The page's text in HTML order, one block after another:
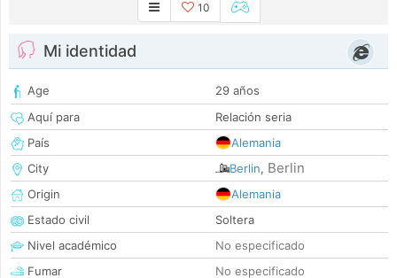
10
Mi identidad
Age
29 años
Aquí para
Relación seria
País
Alemania
City
Berlin, Berlin
Origin
Alemania
Estado civil
Soltera
Nivel académico
No especificado
Fumar
No especificado